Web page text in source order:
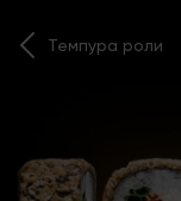
Темпура роли